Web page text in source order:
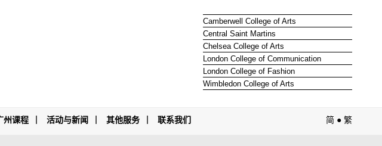
Camberwell College of Arts
Central Saint Martins
Chelsea College of Arts
London College of Communication
London College of Fashion
Wimbledon College of Arts
州课程 活动与新闻 其他服务 联系我们 简 ● 繁